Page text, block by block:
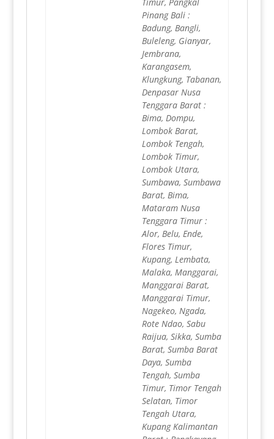
Pinang Bali :
Badung, Bangli,
Buleleng, Gianyar,
Jembrana,
Karangasem,
Klungkung, Tabanan,
Denpasar Nusa
Tenggara Barat :
Bima, Dompu,
Lombok Barat,
Lombok Tengah,
Lombok Timur,
Lombok Utara,
Sumbawa, Sumbawa
Barat, Bima,
Mataram Nusa
Tenggara Timur :
Alor, Belu, Ende,
Flores Timur,
Kupang, Lembata,
Malaka, Manggarai,
Manggarai Barat,
Manggarai Timur,
Nagekeo, Ngada,
Rote Ndao, Sabu
Raijua, Sikka, Sumba
Barat, Sumba Barat
Daya, Sumba
Tengah, Sumba
Timur, Timor Tengah
Selatan, Timor
Tengah Utara,
Kupang Kalimantan